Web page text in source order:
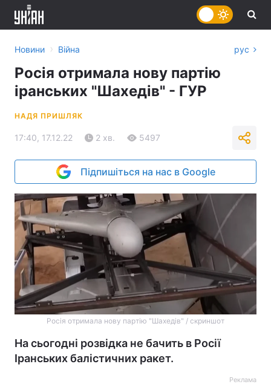
Новини › Війна рус
Росія отримала нову партію
іранських "Шахедів" - ГУР
НАДЯ ПРИШЛЯК
17:40, 17.12.22 2 хв. 5497
Підпишіться на нас в Google
Росія отримала нову партію "Шахедів" / скриншот
На сьогодні розвідка не бачить в Росії
Іранських балістичних ракет.
Реклама